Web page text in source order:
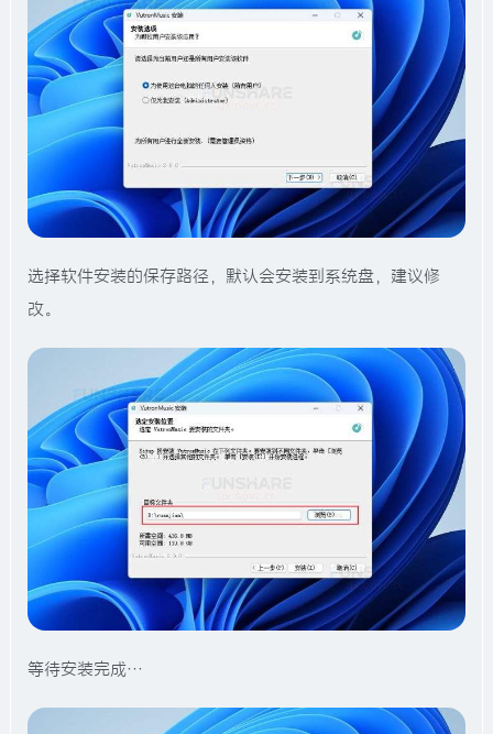
选择软件安装的保存路径，默认会安装到系统盘，建议修
改。
等待安装完成…